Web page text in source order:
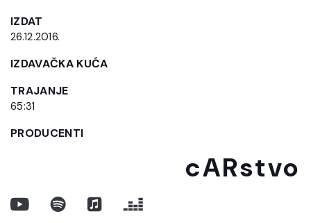
IZDAT
26.12.2016.
IZDAVAČKA KUĆA
TRAJANJE
65:31
PRODUCENTI
cARstvo